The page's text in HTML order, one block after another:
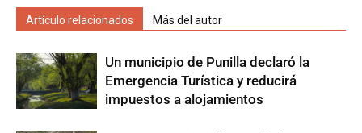
Artículo relacionados Más del autor
Un municipio de Punilla declaró la
Emergencia Turística y reducirá
impuestos a alojamientos